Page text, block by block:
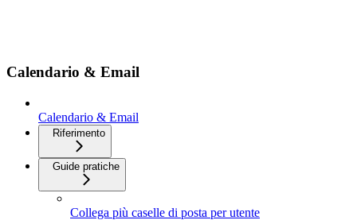
Calendario & Email
Calendario & Email
Riferimento
Guide pratiche
Collega più caselle di posta per utente